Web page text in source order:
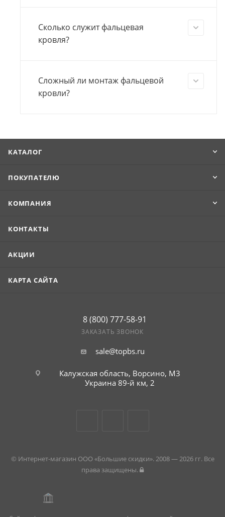
Сколько служит фальцевая
кровля?
Сложный ли монтаж фальцевой
кровли?
КАТАЛОГ
ПОКУПАТЕЛЮ
КОМПАНИЯ
КОНТАКТЫ
АКЦИИ
КАРТА САЙТА
8 (800) 777-58-91
ЗАКАЗАТЬ ЗВОНОК
sale@topbs.ru
Калужская область, Ворсино, М3
Украина 89-й км, 2
© Интернет-магазин ООО «Большие скидки». 2008 — 2026 гг. Все
права защищены.